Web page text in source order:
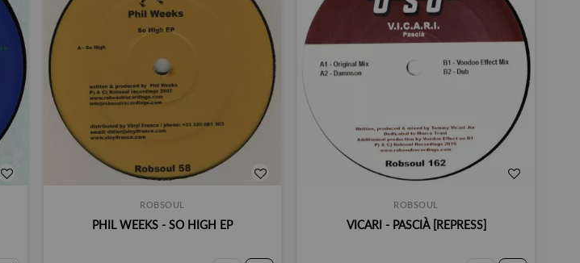
ROBSOUL
PHIL WEEKS - SO HIGH EP
ROBSOUL
VICARI - PASCIÀ [REPRESS]